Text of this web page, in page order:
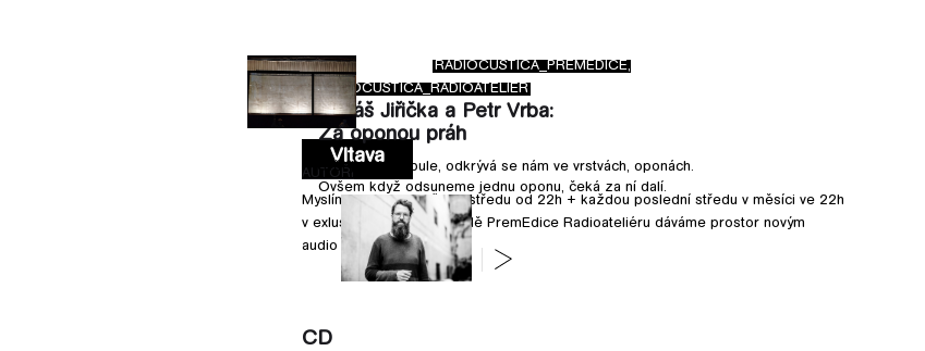
RADIOCUSTICA_PREMEDICE,
RADIOCUSTICA_RADIOATELIÉR
Lukáš Jiřička a Petr Vrba:
Za oponou práh
Svět je jako cibule, odkrývá se nám ve vrstvách, oponách.
Ovšem když odsuneme jednu oponu, čeká za ní dalí.
Vltava
Myslíme zvukem každou středu od 22h + každou poslední středu v měsíci ve 22h
v exlusivní premiérové řadě PremEdice Radioateliéru dáváme prostor novým
audio projektům.
AUTOŘI
CD